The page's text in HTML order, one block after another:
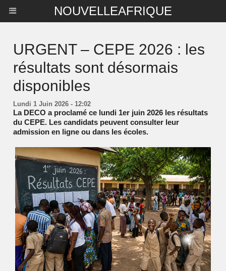
NOUVELLEAFRIQUE
URGENT – CEPE 2026 : les
résultats sont désormais
disponibles
Lundi 1 Juin 2026 - 12:02
La DECO a proclamé ce lundi 1er juin 2026 les résultats
du CEPE. Les candidats peuvent consulter leur
admission en ligne ou dans les écoles.